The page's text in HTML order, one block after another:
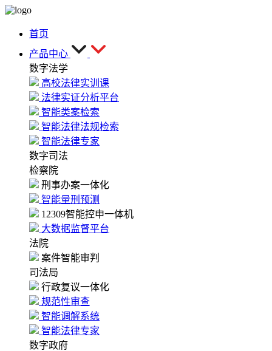
首页
产品中心
数字法学
高校法律实训课
法律实证分析平台
智能类案检索
智能法律法规检索
智能法律专家
数字司法
检察院
刑事办案一体化
智能量刑预测
12309智能控申一体机
大数据监督平台
法院
案件智能审判
司法局
行政复议一体化
规范性审查
智能调解系统
智能法律专家
数字政府